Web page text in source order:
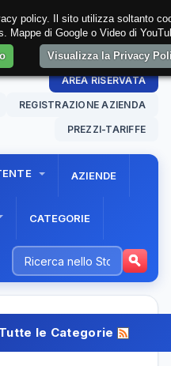
AREA RISERVATA
REGISTRAZIONE AZIENDA
PREZZI-TARIFFE
AZIENDE
CATEGORIE
Tutte le Categorie
policy. Il sito utilizza soltanto
Mappe di Google o Video di
Visualizza la Privacy